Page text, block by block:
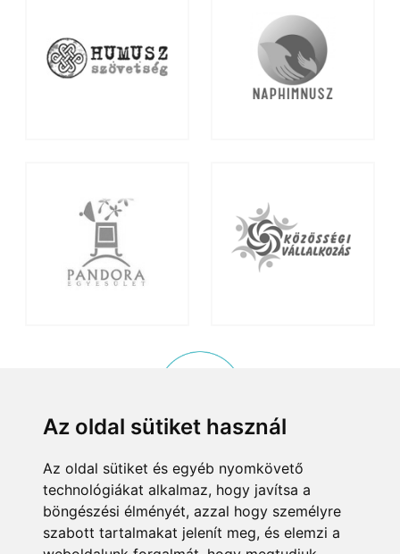
Az oldal sütiket használ
Az oldal sütiket és egyéb nyomkövető
technológiákat alkalmaz, hogy javítsa a
böngészési élményét, azzal hogy személyre
szabott tartalmakat jelenít meg, és elemzi a
KISKÖZÖSSÉGI PROGRAM
© 2015, Helyi Kisközösségek Nonprofit Kft. Minden jog fenntartva.
8083 Csákvár, Tersztyánszky Ödön körút 26.
Email:info@kiskozossegek.huTelefon:+36 (1) 372 25 00/6859.